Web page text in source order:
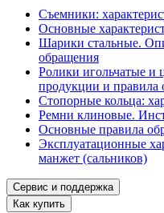
Съемники:
Основные
Шарики стальные.
обращения
Ролики игольчатые и
продукции и правила
Стопорные кольца:
Ремни клиновые.
Основные правила
Эксплуатационные
манжет (сальников)
Сервис и поддержка
Как купить